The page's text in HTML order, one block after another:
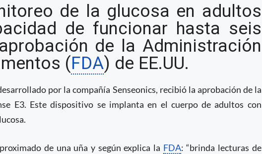
constantemente la
aprobación de la FDA
de la glucosa en adultos
de funcionar hasta seis
de la Administración
(FDA) de EE.UU.
por la compañía Senseonics, recibió la aprobación de la
E3. Este dispositivo se implanta en el cuerpo de adultos con
de una uña y según explica la FDA: “brinda lecturas de